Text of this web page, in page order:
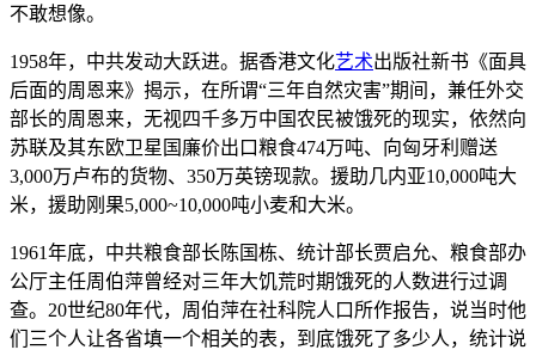
不敢想像。
1958年，中共发动大跃进。据香港文化艺术出版社新书《面具
后面的周恩来》揭示，在所谓“三年自然灾害”期间，兼任外交
部长的周恩来，无视四千多万中国农民被饿死的现实，依然向
苏联及其东欧卫星国廉价出口粮食474万吨、向匈牙利赠送
3,000万卢布的货物、350万英镑现款。援助几内亚10,000吨大
米，援助刚果5,000~10,000吨小麦和大米。
1961年底，中共粮食部长陈国栋、统计部长贾启允、粮食部办
公厅主任周伯萍曾经对三年大饥荒时期饿死的人数进行过调
查。20世纪80年代，周伯萍在社科院人口所作报告，说当时他
们三个人让各省填一个相关的表，到底饿死了多少人，统计说